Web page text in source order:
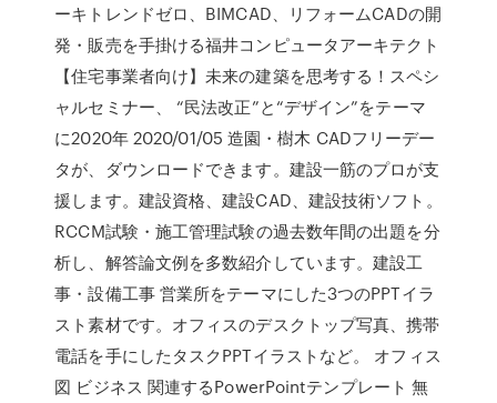
ーキトレンドゼロ、BIMCAD、リフォームCADの開
発・販売を手掛ける福井コンピュータアーキテクト
【住宅事業者向け】未来の建築を思考する！スペシ
ャルセミナー、 “民法改正”と“デザイン”をテーマ
に2020年 2020/01/05 造園・樹木 CADフリーデー
タが、ダウンロードできます。建設一筋のプロが支
援します。建設資格、建設CAD、建設技術ソフト。
RCCM試験・施工管理試験の過去数年間の出題を分
析し、解答論文例を多数紹介しています。建設工
事・設備工事 営業所をテーマにした3つのPPTイラ
スト素材です。オフィスのデスクトップ写真、携帯
電話を手にしたタスクPPTイラストなど。 オフィス
図 ビジネス 関連するPowerPointテンプレート 無